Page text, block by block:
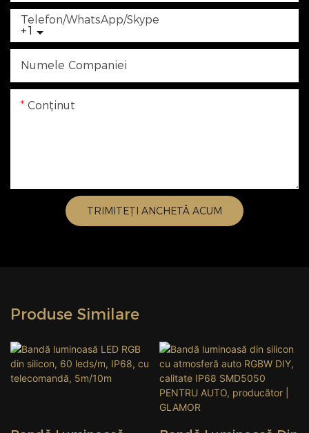
+1
Telefon/WhatsApp/Skype
Numele Companiei
Conţinut
TRIMITEȚI ANCHETĂ ACUM
Produse Similare